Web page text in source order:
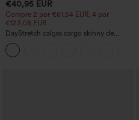
€40,95 EUR
Compre 2 por €61,54 EUR, 4 por
€123,08 EUR
DayStretch calças cargo skinny de
cintura alta, lisas, com bolsos com zíper